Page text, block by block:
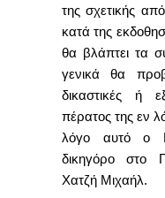
της σχετικής
κατά της
θα βλάπτει τα
γενικά θα
δικαστικές ή
πέρατος της εν
λόγο αυτόο
δικηγόρο στο
Χατζή Μιχαήλ.